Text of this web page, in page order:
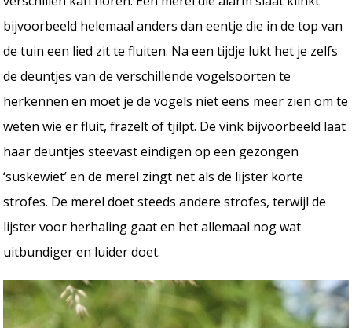
bijvoorbeeld helemaal anders dan eentje die in de top van
de tuin een lied zit te fluiten. Na een tijdje lukt het je zelfs
de deuntjes van de verschillende vogelsoorten te
herkennen en moet je de vogels niet eens meer zien om te
weten wie er fluit, frazelt of tjilpt. De vink bijvoorbeeld laat
haar deuntjes steevast eindigen op een gezongen
‘suskewiet’ en de merel zingt net als de lijster korte
strofes. De merel doet steeds andere strofes, terwijl de
lijster voor herhaling gaat en het allemaal nog wat
uitbundiger en luider doet.